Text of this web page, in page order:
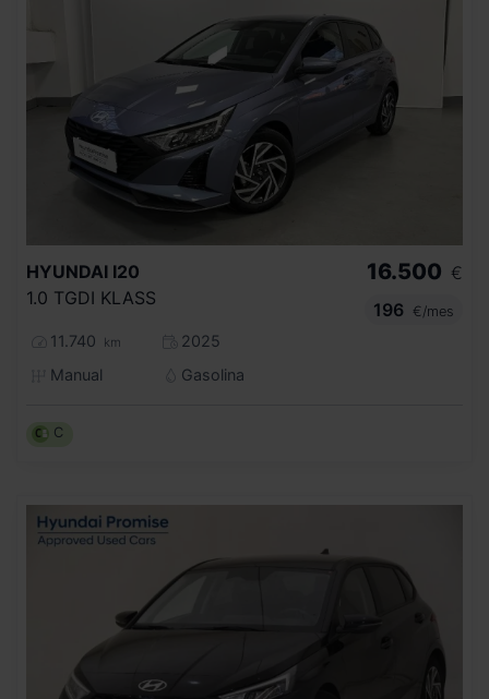
HYUNDAI I20
1.0 TGDI KLASS
11.740 km
2025
Manual
Gasolina
16.500 €
196
€/mes
C